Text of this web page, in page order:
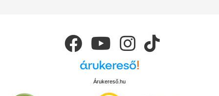
Árukereső.hu